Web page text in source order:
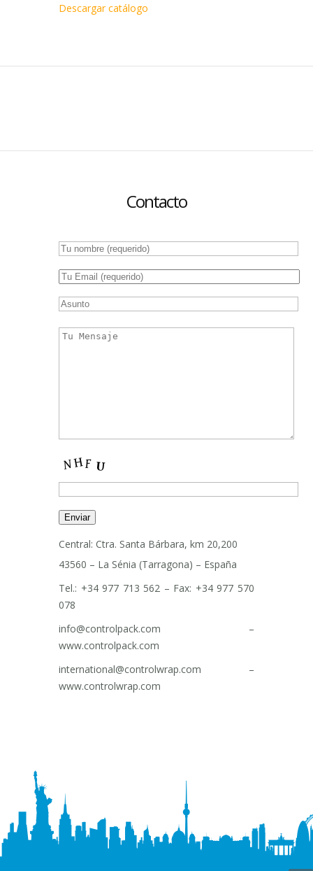
Descargar catálogo
Contacto
Central: Ctra. Santa Bárbara, km 20,200
43560 – La Sénia (Tarragona) – España
Tel.: +34 977 713 562 – Fax: +34 977 570
078
info@controlpack.com –
www.controlpack.com
international@controlwrap.com –
www.controlwrap.com